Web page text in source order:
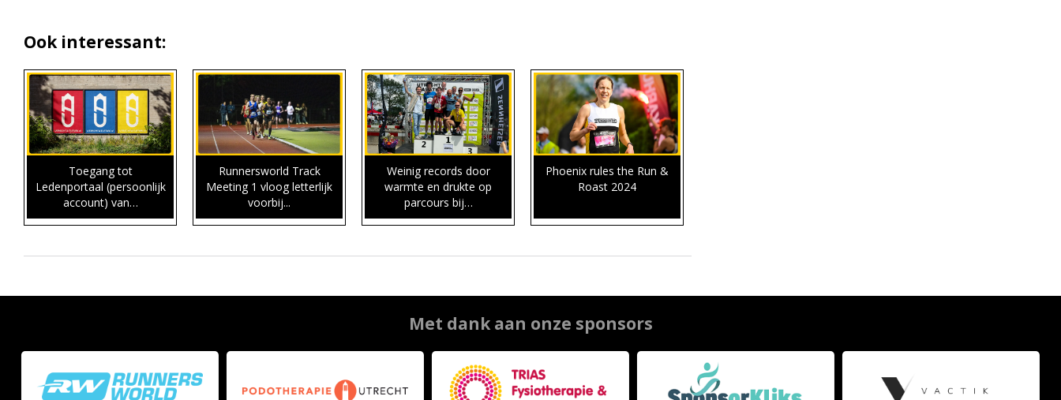
Ook interessant:
Toegang tot
Ledenportaal (persoonlijk
account) van…
Runnersworld Track
Meeting 1 vloog letterlijk
voorbij...
Weinig records door
warmte en drukte op
parcours bij…
Phoenix rules the Run &
Roast 2024
Met dank aan onze sponsors